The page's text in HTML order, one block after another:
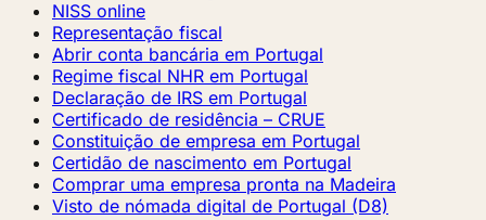
NISS online
Representação fiscal
Abrir conta bancária em Portugal
Regime fiscal NHR em Portugal
Declaração de IRS em Portugal
Certificado de residência – CRUE
Constituição de empresa em Portugal
Certidão de nascimento em Portugal
Comprar uma empresa pronta na Madeira
Visto de nómada digital de Portugal (D8)